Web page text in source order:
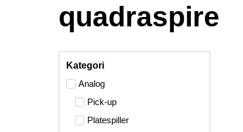
quadraspire
Kategori
Analog
Pick-up
Platespiller